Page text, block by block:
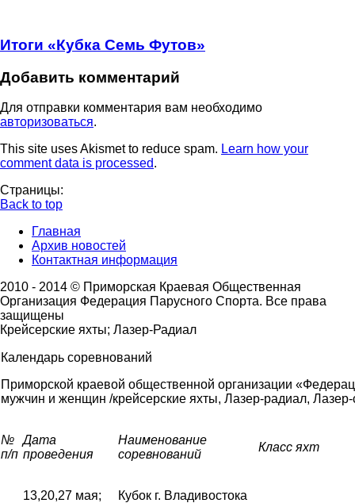
Итоги «Кубка Семь Футов»
Добавить комментарий
Для отправки комментария вам необходимо
авторизоваться.
This site uses Akismet to reduce spam. Learn how your
comment data is processed.
Страницы:
Back to top
Главная
Архив новостей
Контактная информация
2010 - 2014 © Приморская Краевая Общественная
Организация Федерация Парусного Спорта. Все права
защищены
Крейсерские яхты; Лазер-Радиал
Календарь соревнований
Приморской краевой общественной организации
мужчин и женщин /крейсерские яхты, Лазер-радиал, Лазер-
№
п/п
Дата
проведения
Наименование
соревнований
Класс яхт
13,20,27 мая;
Кубок г. Владивостока